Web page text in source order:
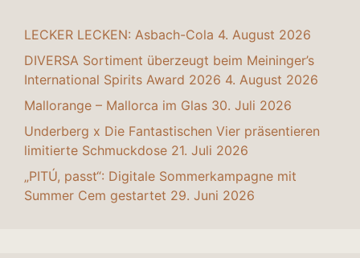
LECKER LECKEN: Asbach-Cola 4. August 2026
DIVERSA Sortiment überzeugt beim Meininger’s
International Spirits Award 2026 4. August 2026
Mallorange – Mallorca im Glas 30. Juli 2026
Underberg x Die Fantastischen Vier präsentieren
limitierte Schmuckdose 21. Juli 2026
„PITÚ, passt“: Digitale Sommerkampagne mit
Summer Cem gestartet 29. Juni 2026